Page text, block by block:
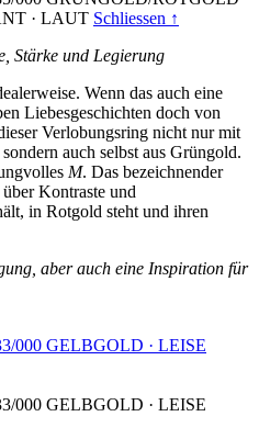
· LAUT Schliessen ↑
Stärke und Legierung
Wenn das auch eine
Liebesgeschichten doch von
Verlobungsring nicht nur mit
auch selbst aus Grüngold.
M. Das bezeichnender
Kontraste und
in Rotgold steht und ihren
aber auch eine Inspiration für
000 GELBGOLD · LEISE
000 GELBGOLD · LEISE